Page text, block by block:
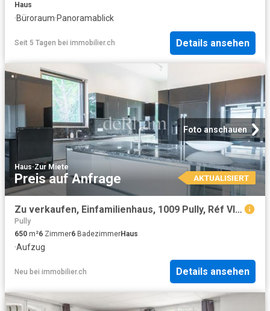
Haus
·Büroraum·Panoramablick
Seit 5 Tagen bei immobilier.ch Details ansehen
Foto anschauen
Haus·Zur Miete
Preis auf Anfrage AKTUALISIERT
Zu verkaufen, Einfamilienhaus, 1009 Pully, Réf VI0149
Pully
650 m²6 Zimmer6 BadezimmerHaus
·Aufzug
Neu bei immobilier.ch Details ansehen